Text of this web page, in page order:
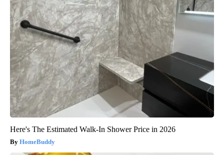
Here's The Estimated Walk-In Shower Price in 2026
HomeBuddy